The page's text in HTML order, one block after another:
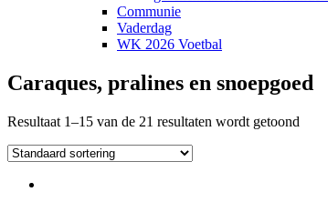
Communie
Vaderdag
WK 2026 Voetbal
Caraques, pralines en snoepgoed
Resultaat 1–15 van de 21 resultaten wordt getoond